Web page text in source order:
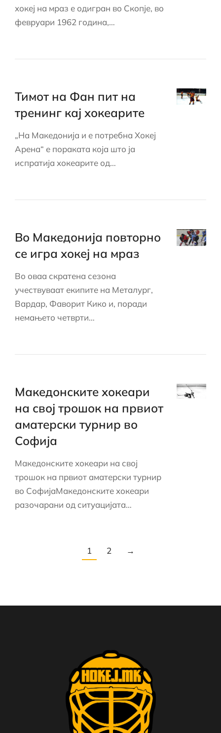
хокеј на мраз е одигран во Скопје, во
февруари 1962 година,…
Тимот на Фан пит на
тренинг кај хокеарите
„На Македонија и е потребна Хокеј
Арена“ е пораката која што ја
испратија хокеарите од…
Во Македонија повторно
се игра хокеј на мраз
Во оваа скратена сезона
учествуваат екипите на Металург,
Вардар, Фаворит Кико и, поради
немањето четврти…
Македонските хокеари
на свој трошок на првиот
аматерски турнир во
Софија
Македонските хокеари на свој
трошок на првиот аматерски турнир
во СофијаМакедонските хокеари
разочарани од ситуацијата…
1 2 →